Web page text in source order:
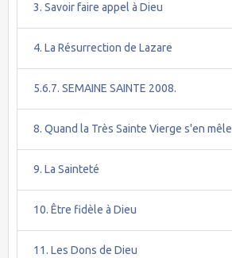
3. Savoir faire appel à Dieu
4. La Résurrection de Lazare
5.6.7. SEMAINE SAINTE 2008.
8. Quand la Très Sainte Vierge s'en mêle
9. La Sainteté
10. Être fidèle à Dieu
11. Les Dons de Dieu